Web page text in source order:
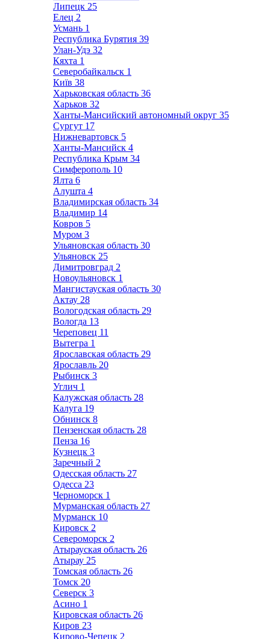
Липецк 25
Елец 2
Усмань 1
Республика Бурятия 39
Улан-Удэ 32
Кяхта 1
Северобайкальск 1
Київ 38
Харьковская область 36
Харьков 32
Ханты-Мансийский автономный округ 35
Сургут 17
Нижневартовск 5
Ханты-Мансийск 4
Республика Крым 34
Симферополь 10
Ялта 6
Алушта 4
Владимирская область 34
Владимир 14
Ковров 5
Муром 3
Ульяновская область 30
Ульяновск 25
Димитровград 2
Новоульяновск 1
Мангистауская область 30
Актау 28
Вологодская область 29
Вологда 13
Череповец 11
Вытегра 1
Ярославская область 29
Ярославль 20
Рыбинск 3
Углич 1
Калужская область 28
Калуга 19
Обнинск 8
Пензенская область 28
Пенза 16
Кузнецк 3
Заречный 2
Одесская область 27
Одесса 23
Черноморск 1
Мурманская область 27
Мурманск 10
Кировск 2
Североморск 2
Атырауская область 26
Атырау 25
Томская область 26
Томск 20
Северск 3
Асино 1
Кировская область 26
Киров 23
Кирово-Чепецк 2